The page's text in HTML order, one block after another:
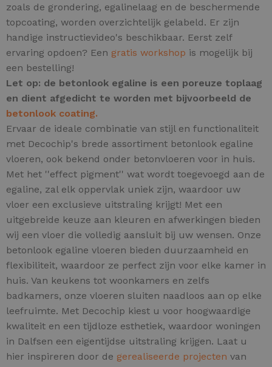
zoals de grondering, egalinelaag en de beschermende
topcoating, worden overzichtelijk gelabeld. Er zijn
handige instructievideo's beschikbaar. Eerst zelf
ervaring opdoen? Een gratis workshop is mogelijk bij
een bestelling!
Let op: de betonlook egaline is een poreuze toplaag
en dient afgedicht te worden met bijvoorbeeld de
betonlook coating.
Ervaar de ideale combinatie van stijl en functionaliteit
met Decochip's brede assortiment betonlook egaline
vloeren, ook bekend onder betonvloeren voor in huis.
Met het ''effect pigment'' wat wordt toegevoegd aan de
egaline, zal elk oppervlak uniek zijn, waardoor uw
vloer een exclusieve uitstraling krijgt! Met een
uitgebreide keuze aan kleuren en afwerkingen bieden
wij een vloer die volledig aansluit bij uw wensen. Onze
betonlook egaline vloeren bieden duurzaamheid en
flexibiliteit, waardoor ze perfect zijn voor elke kamer in
huis. Van keukens tot woonkamers en zelfs
badkamers, onze vloeren sluiten naadloos aan op elke
leefruimte. Met Decochip kiest u voor hoogwaardige
kwaliteit en een tijdloze esthetiek, waardoor woningen
in Dalfsen een eigentijdse uitstraling krijgen. Laat u
hier inspireren door de gerealiseerde projecten van